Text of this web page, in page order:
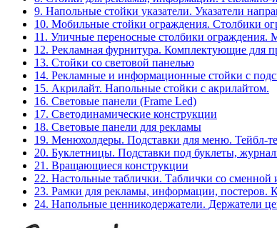
9. Напольные стойки указатели. Указатели
10. Мобильные стойки ограждения. Столбики
11. Уличные переносные столбики ограждения.
12. Рекламная фурнитура. Комплектующие для
13. Стойки со световой панелью
14. Рекламные и информационные стойки с
15. Акрилайт. Напольные стойки с акрилайтом.
16. Световые панели (Frame Led)
17. Светодинамические конструкции
18. Световые панели для рекламы
19. Менюхолдеры. Подставки для меню. Тейбл-
20. Буклетницы. Подставки под буклеты,
21. Вращающиеся конструкции
22. Настольные таблички. Таблички со сменной
23. Рамки для рекламы, информации, постеров.
24. Напольные ценникодержатели. Держатели